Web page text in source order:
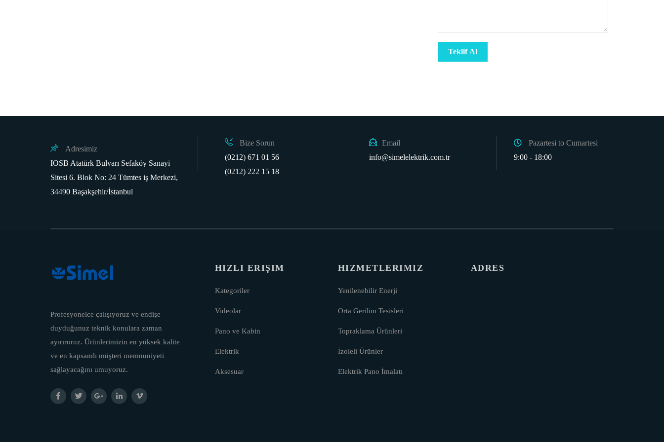
Adresimiz
IOSB Atatürk Bulvarı Sefaköy Sanayi
Sitesi 6. Blok No: 24 Tümtes iş Merkezi,
34490 Başakşehir/İstanbul
Bize Sorun
(0212) 671 01 56
(0212) 222 15 18
Email
info@simelelektrik.com.tr
Pazartesi to Cumartesi
9:00 - 18:00
Profesyonelce çalışıyoruz ve endişe
duyduğunuz teknik konulara zaman
ayırıroruz. Ürünlerimizin en yüksek kalite
ve en kapsamlı müşteri memnuniyeti
sağlayacağını umuyoruz.
HIZLI ERIŞIM
Kategoriler
Videolar
Pano ve Kabin
Elektrik
Aksesuar
HIZMETLERIMIZ
Yenilenebilir Enerji
Orta Gerilim Tesisleri
Topraklama Ürünleri
İzoleli Ürünler
Elektrik Pano İmalatı
ADRES